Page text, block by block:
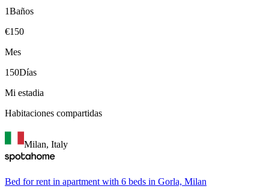
1Baños
€150
Mes
150Días
Mi estadia
Habitaciones compartidas
Milan, Italy
Bed for rent in apartment with 6 beds in Gorla, Milan